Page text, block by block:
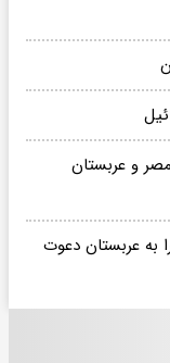
و عربستان
به عربستان دعوت